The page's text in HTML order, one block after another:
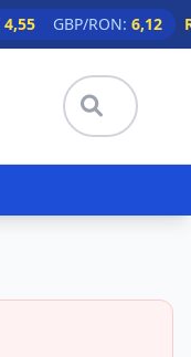
4,55 GBP/RON: 6,12